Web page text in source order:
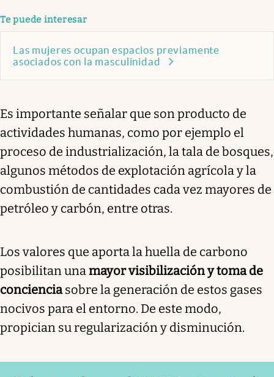
Te puede interesar
Las mujeres ocupan espacios previamente
asociados con la masculinidad
Es importante señalar que son producto de
actividades humanas, como por ejemplo el
proceso de industrialización, la tala de bosques,
algunos métodos de explotación agrícola y la
combustión de cantidades cada vez mayores de
petróleo y carbón, entre otras.
Los valores que aporta la huella de carbono
posibilitan unamayor visibilización y toma de
concienciasobre la generación de estos gases
nocivos para el entorno. De este modo,
propician su regularización y disminución.